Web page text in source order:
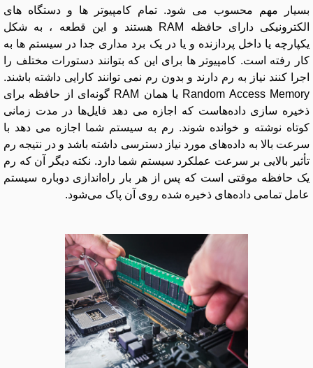
بسیار مهم محسوب می شود. تمام کامپیوتر ها و دستگاه های
الکترونیکی دارای حافظه RAM هستند و این قطعه ، به شکل
یکپارچه یا داخل پردازنده و یا در یک برد مداری جدا در سیستم ها به
کار رفته است. کامپیوتر ها برای این که بتوانند دستورات مختلف را
اجرا کنند نیاز به رم دارند و بدون رم نمی توانند کارایی داشته باشند.
Random Access Memory یا همان RAM گونه‌ای از حافظه برای
ذخیره‌ سازی داده‌هاست که اجازه می ‌دهد فایل‌ها در مدت زمانی
کوتاه نوشته و خوانده شوند. رم به سیستم شما اجازه می ‌دهد ‌با
سرعت بالا به داده‌های مورد نیاز دسترسی داشته باشد و در نتیجه رم
تأثیر بالایی بر سرعت عملکرد سیستم شما دارد. نکته دیگر آن که رم
یک حافظه موقتی است که پس از هر بار راه‌اندازی دوباره سیستم
عامل تمامی داده‌های ذخیره شده ‌روی آن پاک می‌شود.